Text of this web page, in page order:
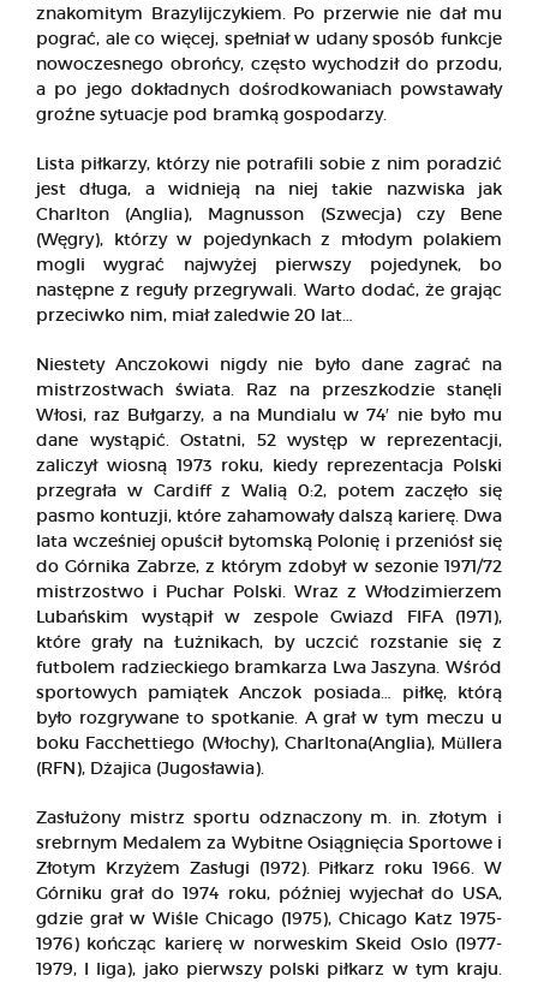
znakomitym Brazylijczykiem. Po przerwie nie dał mu
pograć, ale co więcej, spełniał w udany sposób funkcje
nowoczesnego obrońcy, często wychodził do przodu,
a po jego dokładnych dośrodkowaniach powstawały
groźne sytuacje pod bramką gospodarzy.
Lista piłkarzy, którzy nie potrafili sobie z nim poradzić
jest długa, a widnieją na niej takie nazwiska jak
Charlton (Anglia), Magnusson (Szwecja) czy Bene
(Węgry), którzy w pojedynkach z młodym polakiem
mogli wygrać najwyżej pierwszy pojedynek, bo
następne z reguły przegrywali. Warto dodać, że grając
przeciwko nim, miał zaledwie 20 lat…
Niestety Anczokowi nigdy nie było dane zagrać na
mistrzostwach świata. Raz na przeszkodzie stanęli
Włosi, raz Bułgarzy, a na Mundialu w 74′ nie było mu
dane wystąpić. Ostatni, 52 występ w reprezentacji,
zaliczył wiosną 1973 roku, kiedy reprezentacja Polski
przegrała w Cardiff z Walią 0:2, potem zaczęło się
pasmo kontuzji, które zahamowały dalszą karierę. Dwa
lata wcześniej opuścił bytomską Polonię i przeniósł się
do Górnika Zabrze, z którym zdobył w sezonie 1971/72
mistrzostwo i Puchar Polski. Wraz z Włodzimierzem
Lubańskim wystąpił w zespole Gwiazd FIFA (1971),
które grały na Łużnikach, by uczcić rozstanie się z
futbolem radzieckiego bramkarza Lwa Jaszyna. Wśród
sportowych pamiątek Anczok posiada… piłkę, którą
było rozgrywane to spotkanie. A grał w tym meczu u
boku Facchettiego (Włochy), Charltona(Anglia), Müllera
(RFN), Dżajica (Jugosławia).
Zasłużony mistrz sportu odznaczony m. in. złotym i
srebrnym Medalem za Wybitne Osiągnięcia Sportowe i
Złotym Krzyżem Zasługi (1972). Piłkarz roku 1966. W
Górniku grał do 1974 roku, później wyjechał do USA,
gdzie grał w Wiśle Chicago (1975), Chicago Katz 1975-
1976) kończąc karierę w norweskim Skeid Oslo (1977-
1979, I liga), jako pierwszy polski piłkarz w tym kraju.